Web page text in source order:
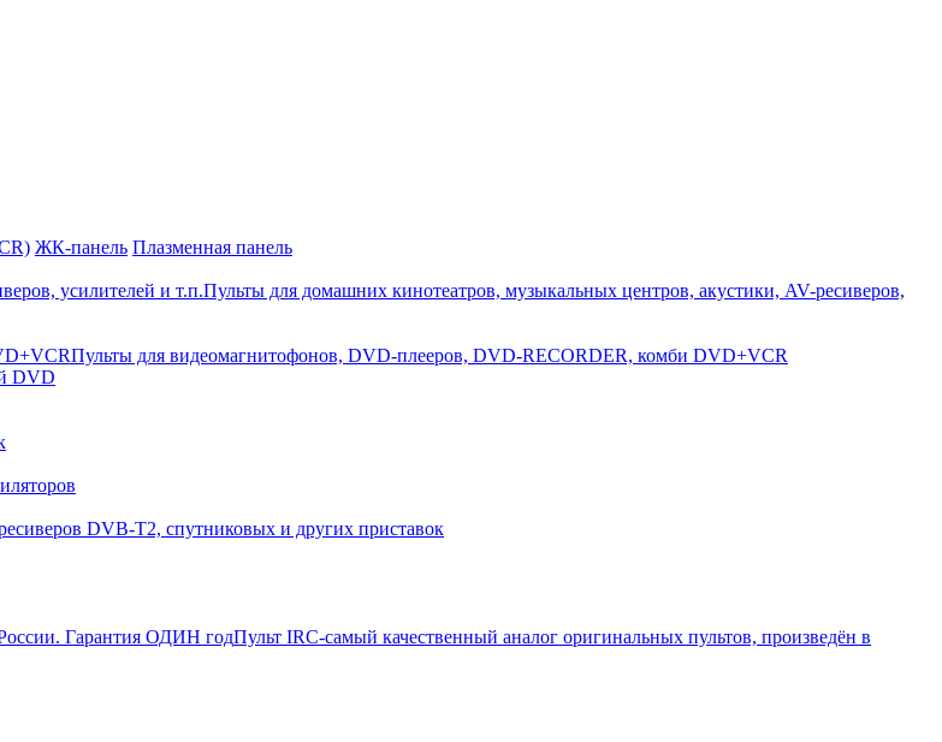
ЖК-панель Плазменная панель
Пульты для домашних кинотеатров, музыкальных центров, акустики, AV-ресиверов,
Пульты для видеомагнитофонов, DVD-плееров, DVD-RECORDER, комби DVD+VCR
DVD
DVB-T2, спутниковых и других приставок
Пульт IRC-самый качественный аналог оригинальных пультов, произведён в